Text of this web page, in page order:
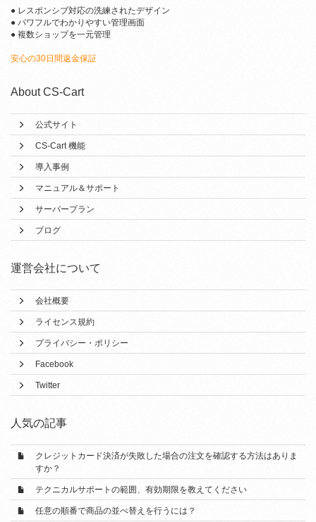
● レスポンシブ対応の洗練されたデザイン
● パワフルでわかりやすい管理画面
● 複数ショップを一元管理
安心の30日間返金保証
About CS-Cart
公式サイト
CS-Cart 機能
導入事例
マニュアル＆サポート
サーバープラン
ブログ
運営会社について
会社概要
ライセンス規約
プライバシー・ポリシー
Facebook
Twitter
人気の記事
クレジットカード決済が失敗した場合の注文を確認する方法はありま
すか？
テクニカルサポートの範囲、有効期限を教えてください
任意の順番で商品の並べ替えを行うには？